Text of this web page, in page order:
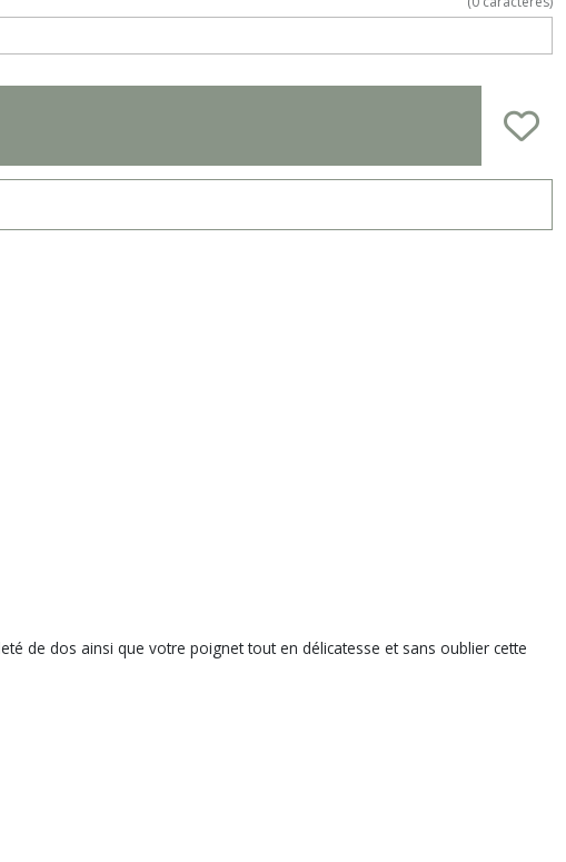
de dos ainsi que votre poignet tout en délicatesse et sans oublier cette